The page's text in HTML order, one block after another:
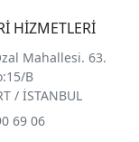
HİZMETLERİ
Mahallesi. 63.
B
/ İSTANBUL
69 06